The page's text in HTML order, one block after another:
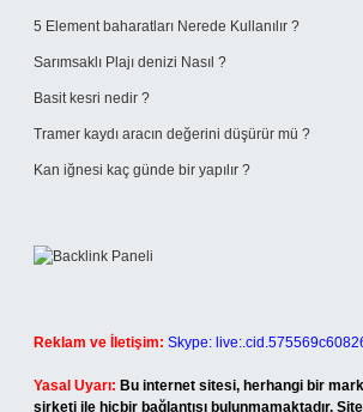
5 Element baharatları Nerede Kullanılır ?
Sarımsaklı Plajı denizi Nasıl ?
Basit kesri nedir ?
Tramer kaydı aracın değerini düşürür mü ?
Kan iğnesi kaç günde bir yapılır ?
Reklam ve İletişim: Skype:
Yasal Uyarı: Bu internet sitesi, herhangi bir
şirketi ile hiçbir bağlantısı bulunmamaktadır.